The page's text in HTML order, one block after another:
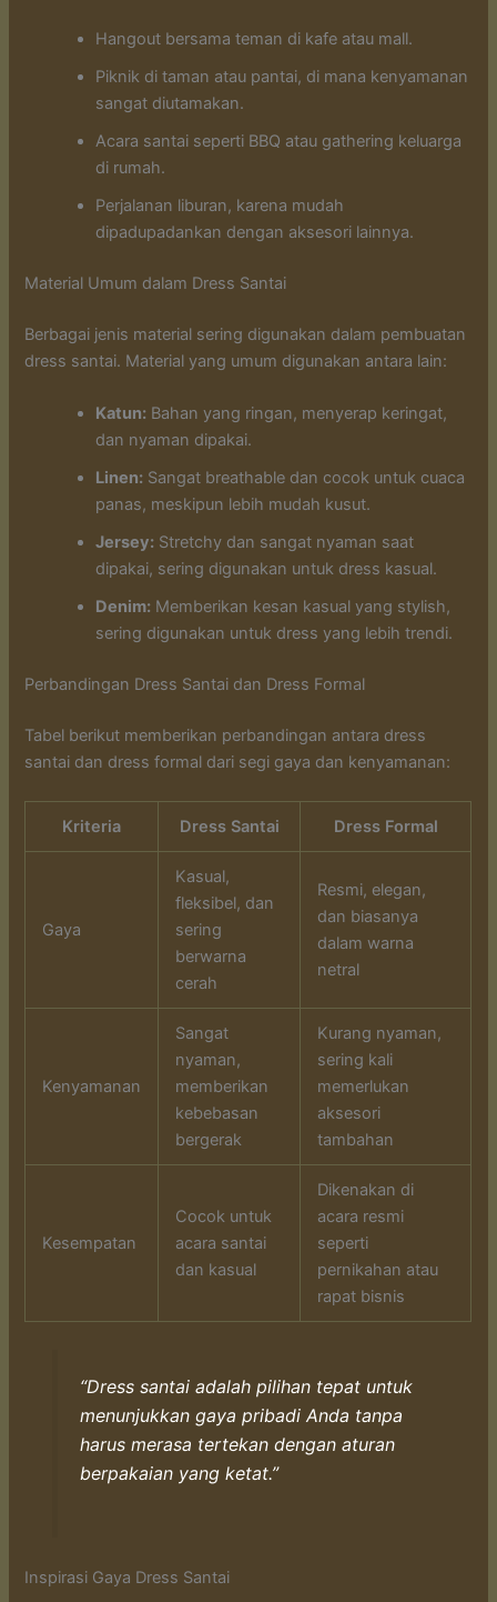
Hangout bersama teman di kafe atau mall.
Piknik di taman atau pantai, di mana kenyamanan
sangat diutamakan.
Acara santai seperti BBQ atau gathering keluarga
di rumah.
Perjalanan liburan, karena mudah
dipadupadankan dengan aksesori lainnya.
Material Umum dalam Dress Santai
Berbagai jenis material sering digunakan dalam pembuatan
dress santai. Material yang umum digunakan antara lain:
Katun: Bahan yang ringan, menyerap keringat,
dan nyaman dipakai.
Linen: Sangat breathable dan cocok untuk cuaca
panas, meskipun lebih mudah kusut.
Jersey: Stretchy dan sangat nyaman saat
dipakai, sering digunakan untuk dress kasual.
Denim: Memberikan kesan kasual yang stylish,
sering digunakan untuk dress yang lebih trendi.
Perbandingan Dress Santai dan Dress Formal
Tabel berikut memberikan perbandingan antara dress
santai dan dress formal dari segi gaya dan kenyamanan:
Kriteria Dress Santai Dress Formal
Gaya
Kasual,
fleksibel, dan
sering
berwarna
cerah
Resmi, elegan,
dan biasanya
dalam warna
netral
Kenyamanan
Sangat
nyaman,
memberikan
kebebasan
bergerak
Kurang nyaman,
sering kali
memerlukan
aksesori
tambahan
Kesempatan
Cocok untuk
acara santai
dan kasual
Dikenakan di
acara resmi
seperti
pernikahan atau
rapat bisnis
“Dress santai adalah pilihan tepat untuk
menunjukkan gaya pribadi Anda tanpa
harus merasa tertekan dengan aturan
berpakaian yang ketat.”
Inspirasi Gaya Dress Santai